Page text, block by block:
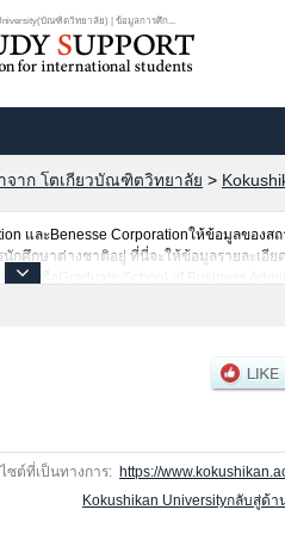
University(บัณฑิตวิทยาลัย) | ข้อมูลการศึก...
จาก โตเกียวบัณฑิตวิทยาลัย >
และBenesse Corporationให้ข้อมูลขอ
กษาต่างชาติอยู่ ที่นี่จะให้ข้อมูลรายละเอีย
หรือGraduate School of Business
ไซต์ที่เป็นทางการ: https://
Kokushikan Universityกลับสู่ด้